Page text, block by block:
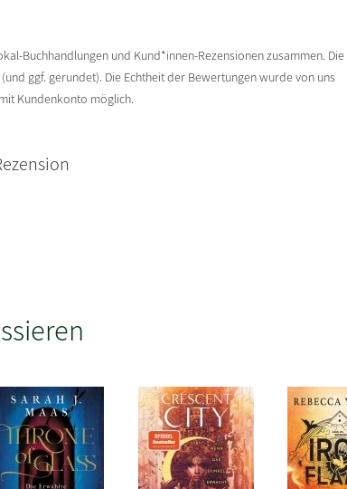
Buchhandlungen und Kund*innen-Rezensionen zusammen. Die
ggf. gerundet). Die Echtheit der Bewertungen wurde von uns
Kundenkonto möglich.